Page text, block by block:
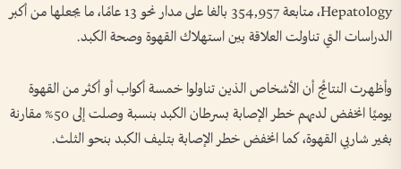
Hepatology، متابعة 354,957 بالغا على مدار نحو 13 عامًا، ما يجعلها من أكبر
الدراسات التي تناولت العلاقة بين استهلاك القهوة وصحة الكبد.
وأظهرت النتائج أن الأشخاص الذين تناولوا خمسة أكواب أو أكثر من القهوة
يوميًا انخفض لديهم خطر الإصابة بسرطان الكبد بنسبة وصلت إلى 50% مقارنة
بغير شاربي القهوة، كما انخفض خطر الإصابة بتليف الكبد بنحو الثلث.